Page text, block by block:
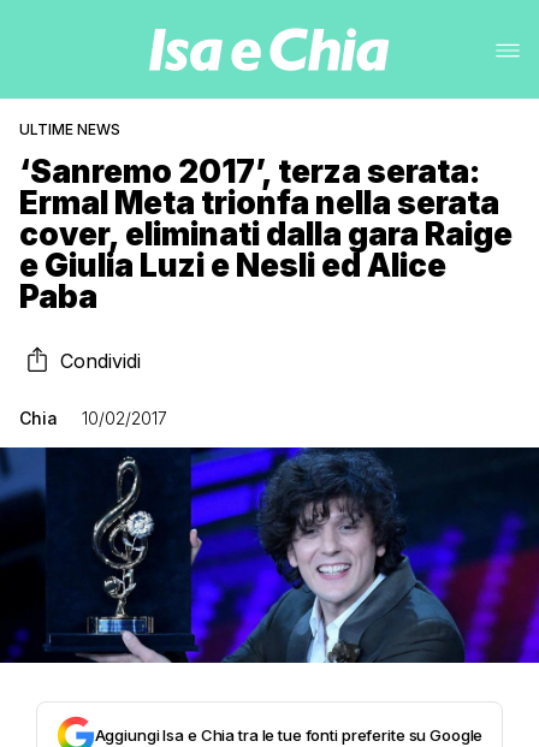
ULTIME NEWS
‘Sanremo 2017’, terza serata:
Ermal Meta trionfa nella serata
cover, eliminati dalla gara Raige
e Giulia Luzi e Nesli ed Alice
Paba
Condividi
Chia 10/02/2017
Aggiungi Isa e Chia tra le tue fonti preferite su Google